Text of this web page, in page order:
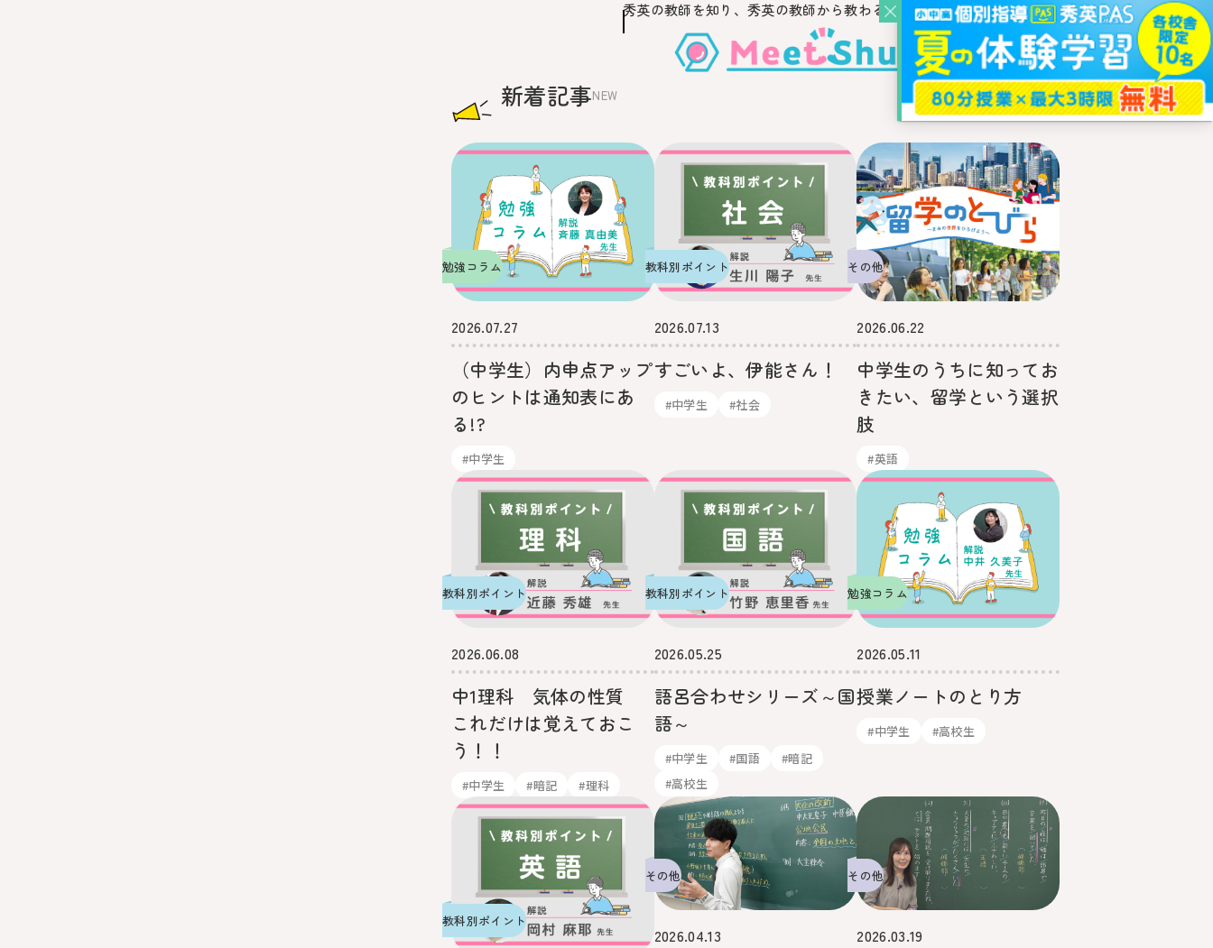
このページの本文へ移動
秀英の教師を知り、秀英の教師から教わるウェブ・メディア
新着記事NEW
勉強コラム
2026.07.27
（中学生）内申点アップ
のヒントは通知表にあ
る!?
#中学生
教科別ポイント
2026.07.13
すごいよ、伊能さん！
#中学生 #社会
その他
2026.06.22
中学生のうちに知ってお
きたい、留学という選択
肢
#英語
教科別ポイント
2026.06.08
中1理科 気体の性質
これだけは覚えておこ
う！！
#中学生 #暗記 #理科
教科別ポイント
2026.05.25
語呂合わせシリーズ～国
語～
#中学生 #国語
#暗記
#高校生
勉強コラム
2026.05.11
授業ノートのとり方
#中学生 #高校生
教科別ポイント
その他
2026.04.13
その他
2026.03.19